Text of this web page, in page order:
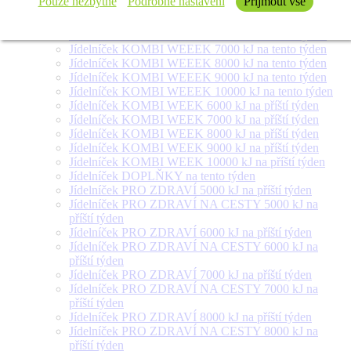
týden
Jídelníček KOMBI WEEEK 7000 kJ na tento týden
Jídelníček KOMBI WEEEK 8000 kJ na tento týden
Jídelníček KOMBI WEEEK 9000 kJ na tento týden
Jídelníček KOMBI WEEEK 10000 kJ na tento týden
Jídelníček KOMBI WEEK 6000 kJ na příští týden
Jídelníček KOMBI WEEK 7000 kJ na příští týden
Jídelníček KOMBI WEEK 8000 kJ na příští týden
Jídelníček KOMBI WEEK 9000 kJ na příští týden
Jídelníček KOMBI WEEK 10000 kJ na příští týden
Jídelníček DOPLŇKY na tento týden
Jídelníček PRO ZDRAVÍ 5000 kJ na příští týden
Jídelníček PRO ZDRAVÍ NA CESTY 5000 kJ na
příští týden
Jídelníček PRO ZDRAVÍ 6000 kJ na příští týden
Jídelníček PRO ZDRAVÍ NA CESTY 6000 kJ na
příští týden
Jídelníček PRO ZDRAVÍ 7000 kJ na příští týden
Jídelníček PRO ZDRAVÍ NA CESTY 7000 kJ na
příští týden
Jídelníček PRO ZDRAVÍ 8000 kJ na příští týden
Jídelníček PRO ZDRAVÍ NA CESTY 8000 kJ na
příští týden